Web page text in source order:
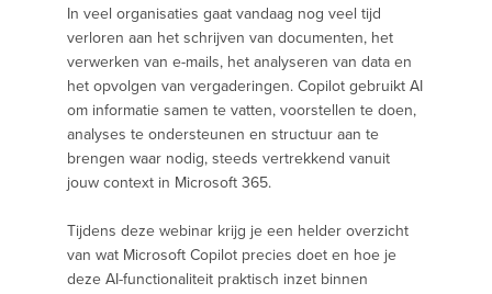
In veel organisaties gaat vandaag nog veel tijd
verloren aan het schrijven van documenten, het
verwerken van e-mails, het analyseren van data en
het opvolgen van vergaderingen. Copilot gebruikt AI
om informatie samen te vatten, voorstellen te doen,
analyses te ondersteunen en structuur aan te
brengen waar nodig, steeds vertrekkend vanuit
jouw context in Microsoft 365.
Tijdens deze webinar krijg je een helder overzicht
van wat Microsoft Copilot precies doet en hoe je
deze AI-functionaliteit praktisch inzet binnen